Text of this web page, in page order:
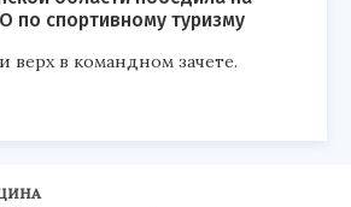
по спортивному туризму
верх в командном зачете.